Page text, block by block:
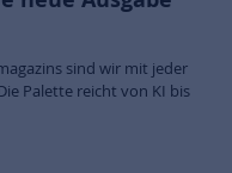
sind wir mit jeder
Palette reicht von KI bis